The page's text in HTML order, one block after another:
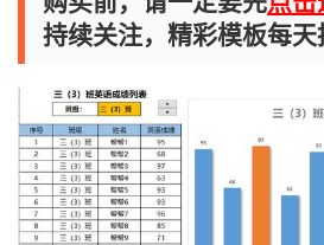
持续关注，精彩模板每天